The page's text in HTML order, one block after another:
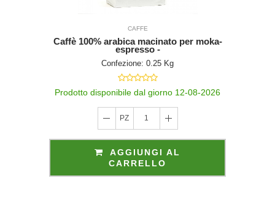
CAFFE
Caffè 100% arabica macinato per moka-
espresso -
Confezione: 0.25 Kg
Prodotto disponibile dal giorno 12-08-2026
PZ 1
AGGIUNGI AL
CARRELLO